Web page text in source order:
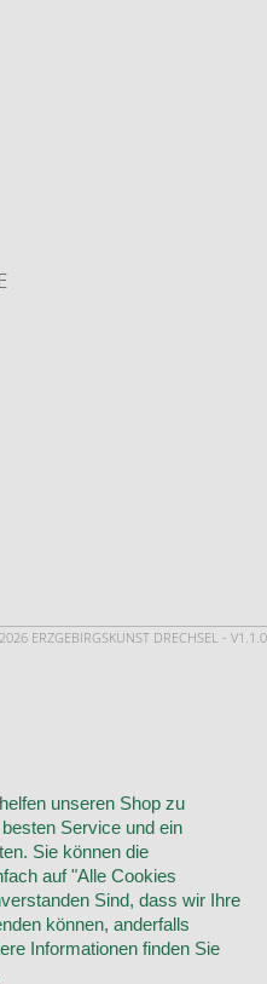
ERZGEBIRGSKUNST DRECHSEL - V1.1.0
unseren Shop zu
Service und ein
Sie können die
auf "Alle Cookies
Sind, dass wir Ihre
können, anderfalls
Informationen finden Sie